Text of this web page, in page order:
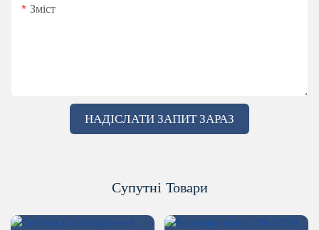
Зміст
НАДІСЛАТИ ЗАПИТ ЗАРАЗ
Супутні Товари